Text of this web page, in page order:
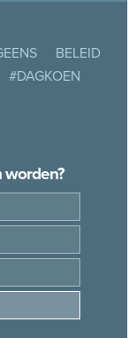
BELEID
#DAGKOEN
worden?